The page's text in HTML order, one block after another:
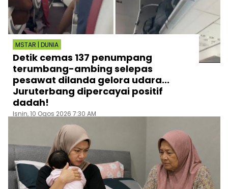
MSTAR | DUNIA
Detik cemas 137 penumpang
terumbang-ambing selepas
pesawat dilanda gelora udara...
Juruterbang dipercayai positif
dadah!
Isnin, 10 Ogos 2026 7:30 AM